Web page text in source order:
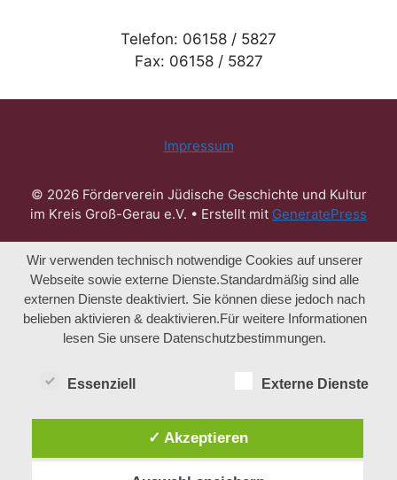
Telefon: 06158 / 5827
Fax: 06158 / 5827
Impressum
© 2026 Förderverein Jüdische Geschichte und Kultur
im Kreis Groß-Gerau e.V. • Erstellt mit GeneratePress
Wir verwenden technisch notwendige Cookies auf unserer
Webseite sowie externe Dienste.Standardmäßig sind alle
externen Dienste deaktiviert. Sie können diese jedoch nach
belieben aktivieren & deaktivieren.Für weitere Informationen
lesen Sie unsere Datenschutzbestimmungen.
Essenziell Externe Dienste
✓ Akzeptieren